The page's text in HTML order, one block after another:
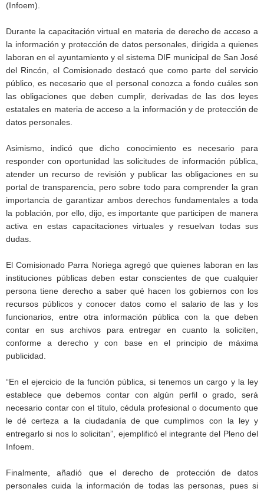
(Infoem).
Durante la capacitación virtual en materia de derecho de acceso a
la información y protección de datos personales, dirigida a quienes
laboran en el ayuntamiento y el sistema DIF municipal de San José
del Rincón, el Comisionado destacó que como parte del servicio
público, es necesario que el personal conozca a fondo cuáles son
las obligaciones que deben cumplir, derivadas de las dos leyes
estatales en materia de acceso a la información y de protección de
datos personales.
Asimismo, indicó que dicho conocimiento es necesario para
responder con oportunidad las solicitudes de información pública,
atender un recurso de revisión y publicar las obligaciones en su
portal de transparencia, pero sobre todo para comprender la gran
importancia de garantizar ambos derechos fundamentales a toda
la población, por ello, dijo, es importante que participen de manera
activa en estas capacitaciones virtuales y resuelvan todas sus
dudas.
El Comisionado Parra Noriega agregó que quienes laboran en las
instituciones públicas deben estar conscientes de que cualquier
persona tiene derecho a saber qué hacen los gobiernos con los
recursos públicos y conocer datos como el salario de las y los
funcionarios, entre otra información pública con la que deben
contar en sus archivos para entregar en cuanto la soliciten,
conforme a derecho y con base en el principio de máxima
publicidad.
“En el ejercicio de la función pública, si tenemos un cargo y la ley
establece que debemos contar con algún perfil o grado, será
necesario contar con el título, cédula profesional o documento que
le dé certeza a la ciudadanía de que cumplimos con la ley y
entregarlo si nos lo solicitan”, ejemplificó el integrante del Pleno del
Infoem.
Finalmente, añadió que el derecho de protección de datos
personales cuida la información de todas las personas, pues si